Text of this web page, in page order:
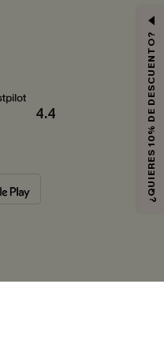
4.4 ¿QUIERES 10% DE DESCUENTO?